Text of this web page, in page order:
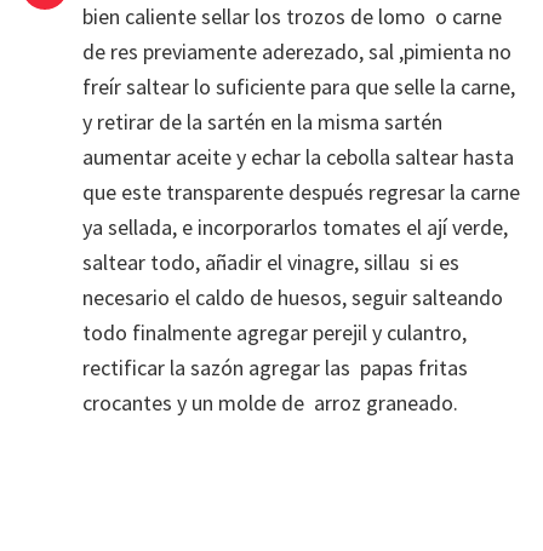
bien caliente sellar los trozos de lomo o carne
de res previamente aderezado, sal ,pimienta no
freír saltear lo suficiente para que selle la carne,
y retirar de la sartén en la misma sartén
aumentar aceite y echar la cebolla saltear hasta
que este transparente después regresar la carne
ya sellada, e incorporarlos tomates el ají verde,
saltear todo, añadir el vinagre, sillau si es
necesario el caldo de huesos, seguir salteando
todo finalmente agregar perejil y culantro,
rectificar la sazón agregar las papas fritas
crocantes y un molde de arroz graneado.